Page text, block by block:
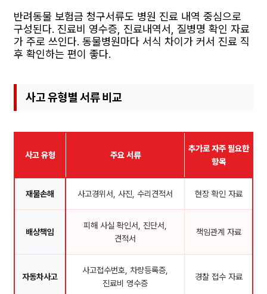
반려동물 보험금 청구서류도 병원 진료 내역 중심으로
구성된다. 진료비 영수증, 진료내역서, 질병명 확인 자료
가 주로 쓰인다. 동물병원마다 서식 차이가 커서 진료 직
후 확인하는 편이 좋다.
사고 유형별 서류 비교
사고 유형 주요 서류
추가로 자주 필요한
항목
재물손해 사고경위서, 사진, 수리견적서 현장 확인 자료
배상책임
피해 사실 확인서, 진단서,
견적서
책임관계 자료
자동차사고
사고접수번호, 차량등록증,
진료비 영수증
경찰 접수 자료